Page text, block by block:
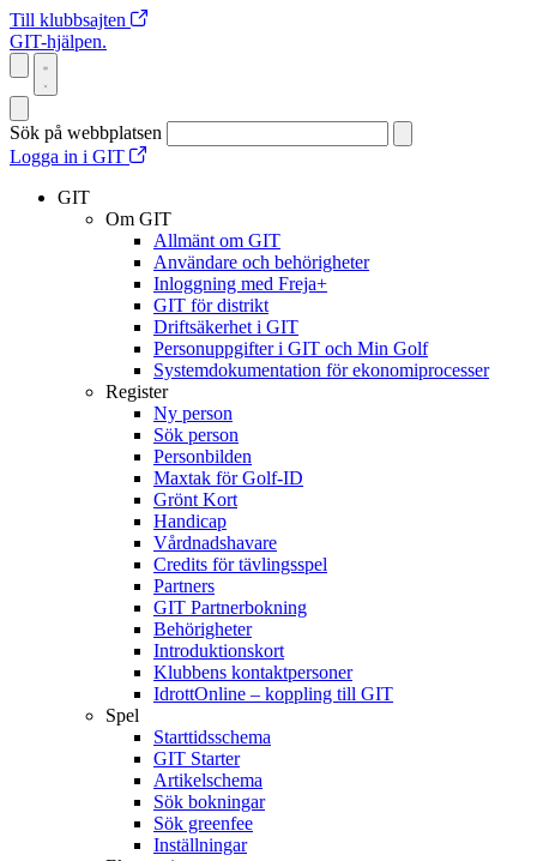
Till klubbsajten
GIT-hjälpen.
Sök på webbplatsen
Logga in i GIT
GIT
Om GIT
Allmänt om GIT
Användare och behörigheter
Inloggning med Freja+
GIT för distrikt
Driftsäkerhet i GIT
Personuppgifter i GIT och Min Golf
Systemdokumentation för ekonomiprocesser
Register
Ny person
Sök person
Personbilden
Maxtak för Golf-ID
Grönt Kort
Handicap
Vårdnadshavare
Credits för tävlingsspel
Partners
GIT Partnerbokning
Behörigheter
Introduktionskort
Klubbens kontaktpersoner
IdrottOnline – koppling till GIT
Spel
Starttidsschema
GIT Starter
Artikelschema
Sök bokningar
Sök greenfee
Inställningar